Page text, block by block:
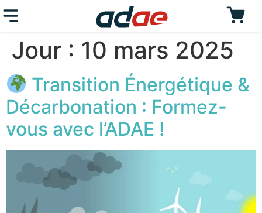
Jour : 10 mars 2025
Transition Énergétique &
Décarbonation : Formez-
vous avec l’ADAE !